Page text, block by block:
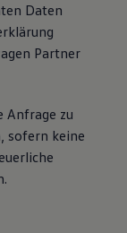
Daten
Partner
Anfrage zu
sofern keine